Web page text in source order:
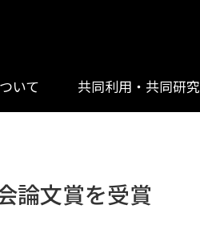
いて 共同利用・共同研究
論文賞を受賞